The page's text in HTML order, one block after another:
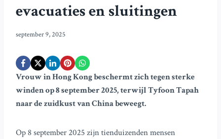
evacuaties en sluitingen
september 9, 2025
Vrouw in Hong Kong beschermt zich tegen sterke
winden op 8 september 2025, terwijl Tyfoon Tapah
naar de zuidkust van China beweegt.
Op 8 september 2025 zijn tienduizenden mensen